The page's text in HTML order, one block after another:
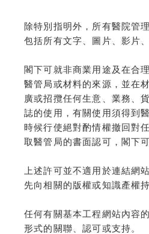
除特別指明外，所有醫院管
包括所有文字、圖片、影片
閣下可就非商業用途及在合
醫管局或材料的來源，並在
廣或招攬任何生意、業務、
誌的使用，有關使用須得到
時候行使絕對酌情權撤回對
取醫管局的書面認可，閣下
上述許可並不適用於連結網
先向相關的版權或知識產權
任何有關基本工程網站內容
形式的關聯、認可或支持。